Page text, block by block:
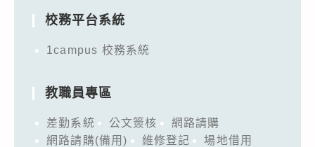
校務平台系統
1campus 校務系統
教職員專區
差勤系統 公文簽核
網路請購
網路請購(備用)
維修登記
場地借用